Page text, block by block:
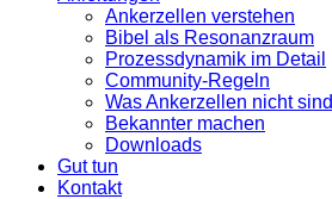
Ankerzellen verstehen
Bibel als Resonanzraum
Prozessdynamik im Detail
Community-Regeln
Was Ankerzellen nicht sind
Bekannter machen
Downloads
Gut tun
Kontakt